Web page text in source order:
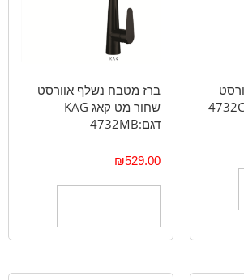
ברז מטבח נשלף אוורסט
שחור מט קאג KAG
דגם:4732MB
₪529.00